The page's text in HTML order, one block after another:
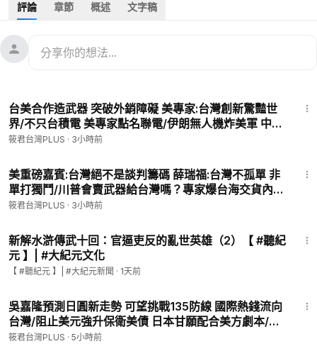
★按讚訂閱加分享 開啟小鈴鐺 多多支持「筱君台灣PLUS」
media.com/
★廖筱君全新政論節目 REAL TALK/真實對話 ＠網站連結→
lusyt0709
「一人難挑千斤擔，眾人能移萬座山」，如果您有餘力，請贊助
1.銀行轉帳：
★元大銀行(806)東板橋分行
戶名：廖筱君
★外幣匯款資訊：
新光銀行新生南路分行
0523-11-888-233-3
SWIFT CODE:MKTBTWTP
2.信用卡轉帳（海內外均可）
https://p.ecpay.com.tw/78F58DE
評論 章節 概述 文字稿
台美合作造武器 突破外銷障礙 美專家:台灣創新驚豔世
界/不只台積電 美專家點名聯電/伊朗無人機炸美軍 中國
竟是後台 美專家揭中國暗助伊朗！/五角大廈將出手？
筱君台灣PLUS · 3小時前
美重磅嘉賓:台灣絕不是談判籌碼 薛瑞福:台灣不孤單 非
單打獨鬥/川普會賣武器給台灣嗎？專家爆台海交貨內
幕/地緣危機加劇！台灣如何化解脅迫/薛瑞福:別怕強權
筱君台灣PLUS · 3小時前
新解水滸傳武十回：官逼吏反的亂世英雄（2）【 #聽紀
元 】| #大紀元文化
【 #聽紀元 】| #大紀元新聞 · 1天前
吳嘉隆預測日圓新走勢 可望挑戰135防線 國際熱錢流向
台灣/阻止美元強升保衛美債 日本甘願配合美方劇本/借
日圓套利交易將終結 預期升值趕緊買回補滿/日本通膨
筱君台灣PLUS · 5小時前